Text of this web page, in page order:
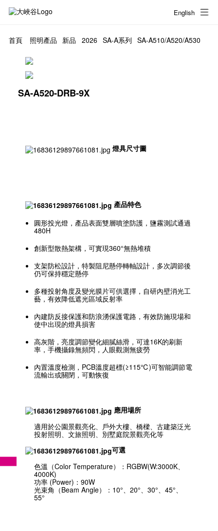
English
首頁 照明產品 新品 2026 SA-A系列 SA-A510/A520/A530
SA-A520-DRB-9X
燈具尺寸圖
產品特色
圓形投光燈，產品表面雙層噴塗防護，鹽霧測試通過
480H
創新型散熱架構，可實現360°無熱堆積
支架防松設計，特製阻尼懸停轉軸設計，多次調節後
仍可保持穩定懸停
多種投射角度及變光膜片可供選擇，自研內壁消光工
藝，有效降低遮光區域反射率
內建防反接保護和防浪湧保護電路，有效防施現場和
使中出現的燈具損害
高灰階，亮度調節變化細膩絲滑，可達16K的刷新
率，手機攝錄無頻閃，人眼觀測無疲勞
內置溫度檢測，PCB溫度超標(≥115℃)可智能調節電
流輸出或關閉，可動恢復
應用場所
適用於公園景觀亮化、戶外大樓、橋樑、古建築泛光
投射照明、文旅照明、別墅庭院景觀亮化等
可選
色溫（Color Temperature）：RGBW(W:3000K、
4000K)
功率 (Power)：90W
光束角（Beam Angle）：10°、20°、30°、45°、
55°